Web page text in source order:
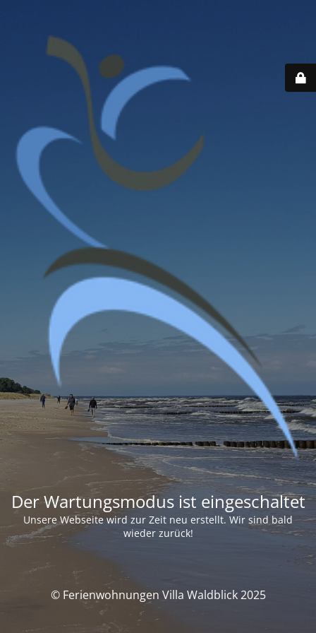
Der Wartungsmodus ist eingeschaltet
Unsere Webseite wird zur Zeit neu erstellt. Wir sind bald
wieder zurück!
© Ferienwohnungen Villa Waldblick 2025